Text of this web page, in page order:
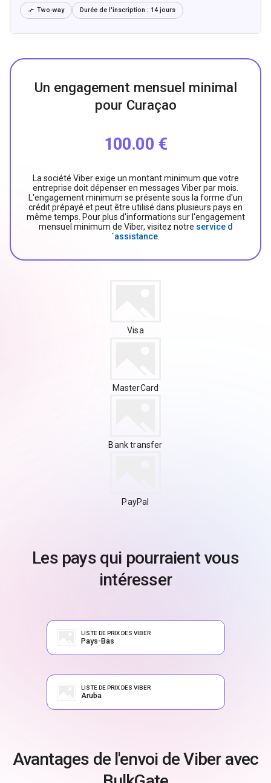
 Two-way Durée de l'inscription : 14 jours
Un engagement mensuel minimal
pour Curaçao
100.00 €
La société Viber exige un montant minimum que votre
entreprise doit dépenser en messages Viber par mois.
L'engagement minimum se présente sous la forme d'un
crédit prépayé et peut être utilisé dans plusieurs pays en
même temps. Pour plus d'informations sur l'engagement
mensuel minimum de Viber, visitez notre service d
´assistance
Visa
MasterCard
Bank transfer
PayPal
Les pays qui pourraient vous
intéresser
LISTE DE PRIX DES VIBER
Pays-Bas
LISTE DE PRIX DES VIBER
Aruba
Avantages de l'envoi de Viber avec